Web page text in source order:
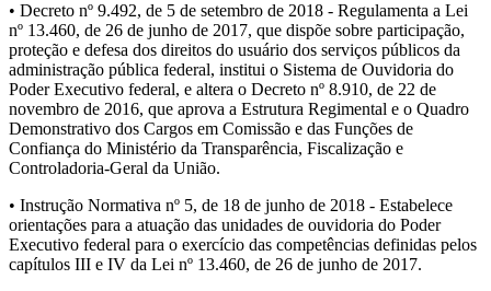
• Decreto nº 9.492, de 5 de setembro de 2018 - Regulamenta a Lei
nº 13.460, de 26 de junho de 2017, que dispõe sobre participação,
proteção e defesa dos direitos do usuário dos serviços públicos da
administração pública federal, institui o Sistema de Ouvidoria do
Poder Executivo federal, e altera o Decreto nº 8.910, de 22 de
novembro de 2016, que aprova a Estrutura Regimental e o Quadro
Demonstrativo dos Cargos em Comissão e das Funções de
Confiança do Ministério da Transparência, Fiscalização e
Controladoria-Geral da União.
• Instrução Normativa nº 5, de 18 de junho de 2018 - Estabelece
orientações para a atuação das unidades de ouvidoria do Poder
Executivo federal para o exercício das competências definidas pelos
capítulos III e IV da Lei nº 13.460, de 26 de junho de 2017.